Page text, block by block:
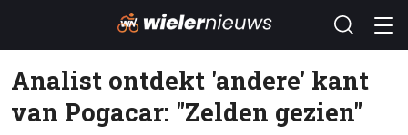
Analist ontdekt 'andere' kant
van Pogacar: "Zelden gezien"